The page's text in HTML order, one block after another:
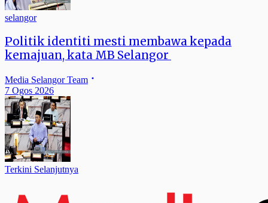
selangor
Politik identiti mesti membawa kepada
kemajuan, kata MB Selangor
Media Selangor Team
7 Ogos 2026
Terkini Selanjutnya